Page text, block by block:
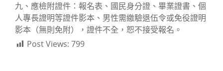
九、應檢附證件：報名表、國民身分證、畢業證書、個
人專長證明等證件影本、男性需繳驗退伍令或免役證明
影本（無則免附），證件不全，恕不接受報名。
Post Views: 799